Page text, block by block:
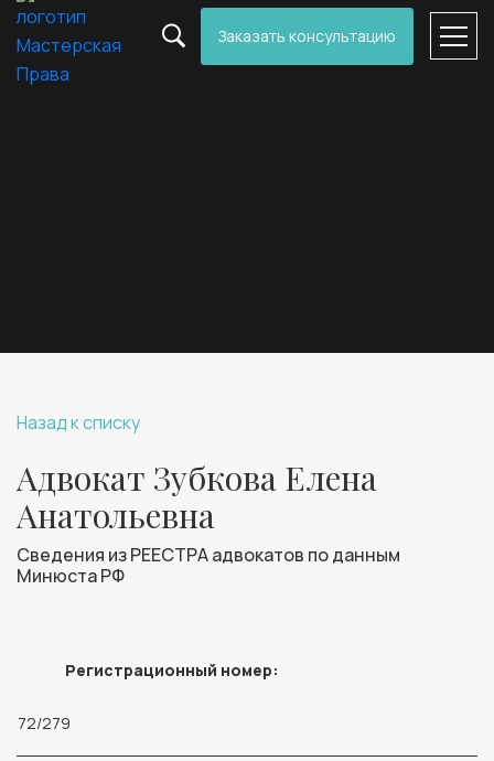
Заказать консультацию
Назад к списку
Адвокат Зубкова Елена
Анатольевна
Сведения из РЕЕСТРА адвокатов по данным
Минюста РФ
Регистрационный номер:
72/279